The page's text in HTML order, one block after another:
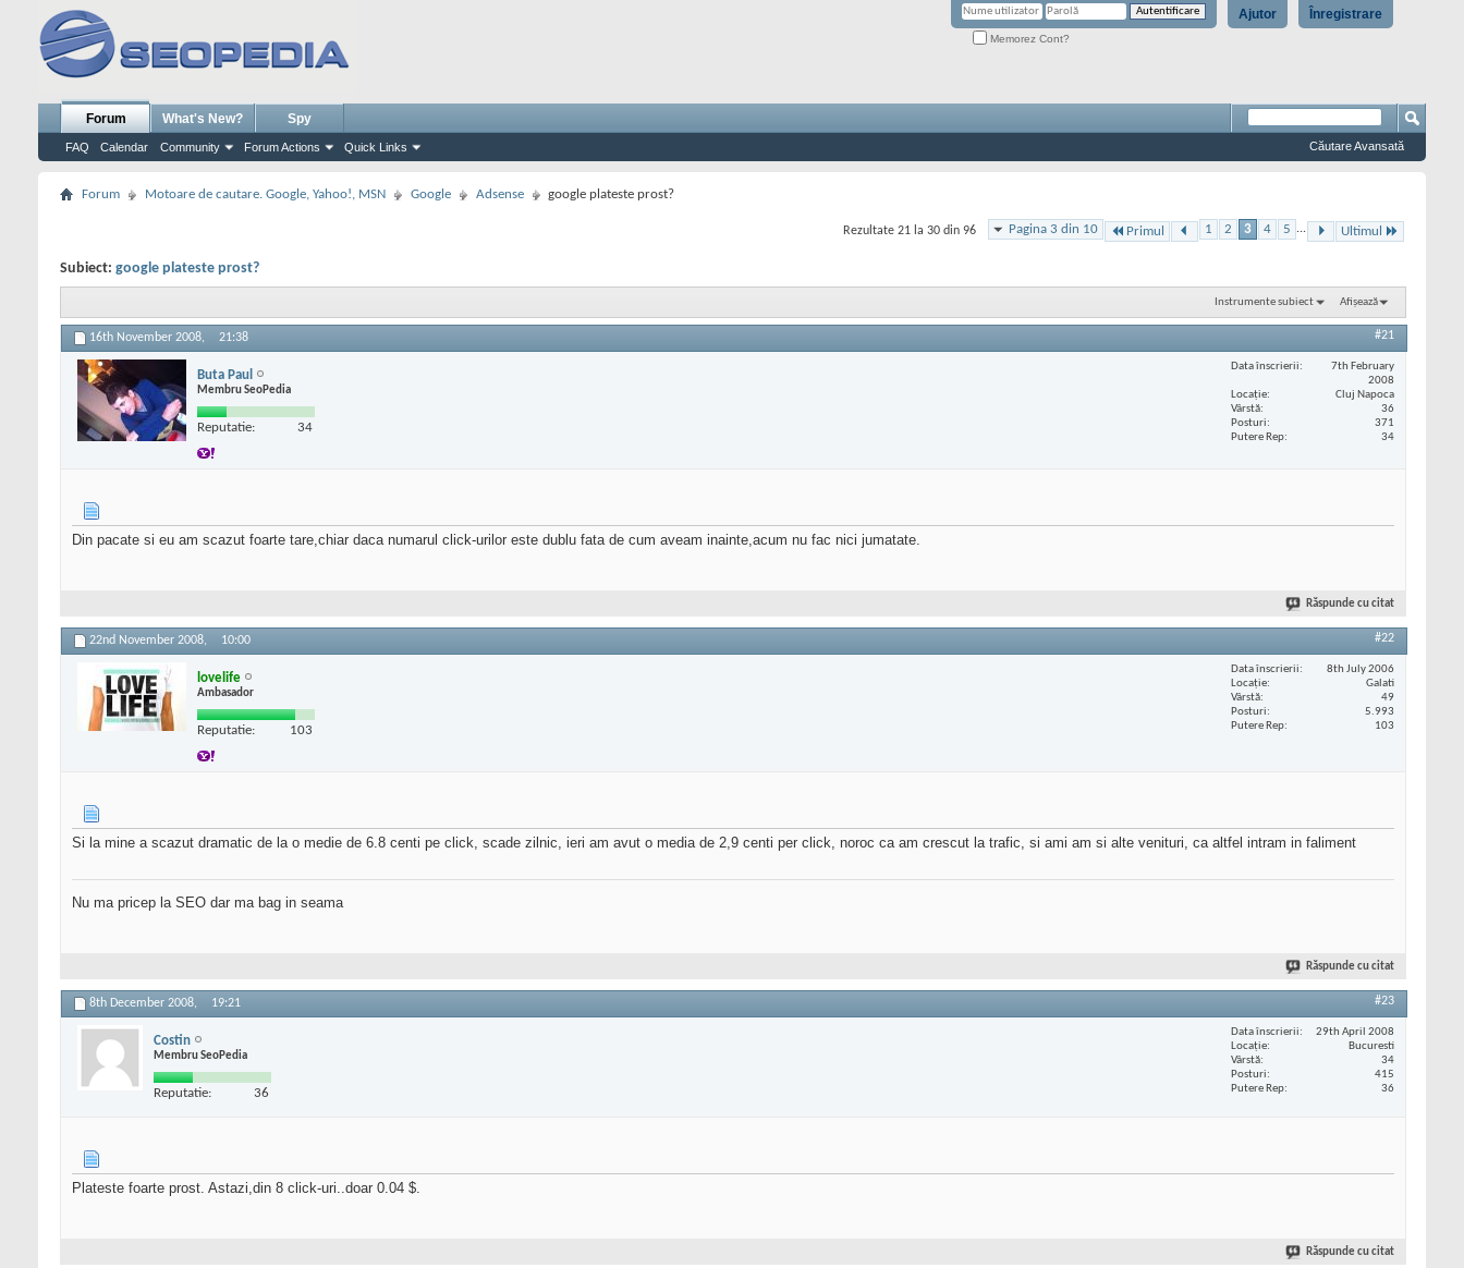
Înregistrare
Ajutor
Memorez Cont?
Forum
FAQ Calendar Community Forum Actions Quick Links
What's New? Spy
Căutare Avansată
Forum Motoare de cautare. Google, Yahoo!, MSN Google Adsense google plateste prost?
Pagina 3 din 10 Primul 1 2 3 4 5 ... Ultimul
Rezultate 21 la 30 din 96
Subiect: google plateste prost?
Instrumente subiect Afișează
16th November 2008, 21:38 #21
Buta Paul
Membru SeoPedia
Reputatie: 34
Data înscrierii
7th February
2008
Locaţie
Cluj Napoca
Vârstă
36
Posturi
371
Putere Rep
34
Din pacate si eu am scazut foarte tare,chiar daca numarul click-urilor este dublu fata de cum aveam inainte,acum nu fac nici jumatate.
Răspunde cu citat
22nd November 2008, 10:00 #22
lovelife
Ambasador
Reputatie: 103
Data înscrierii
8th July 2006
Locaţie
Galati
Vârstă
49
Posturi
5.993
Putere Rep
103
Si la mine a scazut dramatic de la o medie de 6.8 centi pe click, scade zilnic, ieri am avut o media de 2,9 centi per click, noroc ca am crescut la trafic, si ami am si alte venituri, ca altfel intram in faliment
Nu ma pricep la SEO dar ma bag in seama
Răspunde cu citat
8th December 2008, 19:21 #23
Costin
Membru SeoPedia
Reputatie: 36
Data înscrierii
29th April 2008
Locaţie
Bucuresti
Vârstă
34
Posturi
415
Putere Rep
36
Plateste foarte prost. Astazi,din 8 click-uri..doar 0.04 $.
Răspunde cu citat